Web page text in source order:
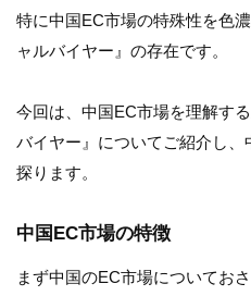
特に中国EC市場の特殊性を色
ャルバイヤー』の存在です。
今回は、中国EC市場を理解す
バイヤー』についてご紹介し
探ります。
中国EC市場の特徴
まず中国のEC市場についてお